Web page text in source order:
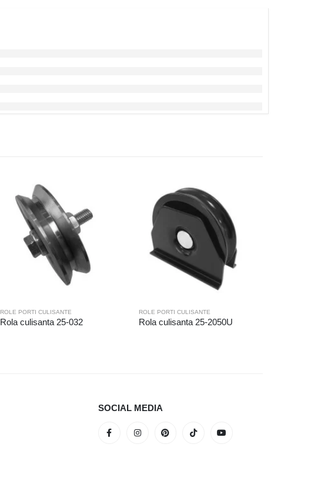
ROLE PORTI CULISANTE
Rola culisanta 25-032
ROLE PORTI CULISANTE
Rola culisanta 25-2050U
SOCIAL MEDIA